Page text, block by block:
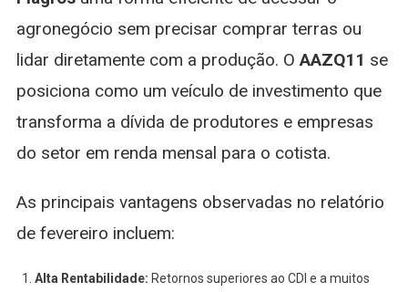
agronegócio sem precisar comprar terras ou
lidar diretamente com a produção. OAAZQ11 se
posiciona como um veículo de investimento que
transforma a dívida de produtores e empresas
do setor em renda mensal para o cotista.
As principais vantagens observadas no relatório
de fevereiro incluem:
Alta Rentabilidade: Retornos superiores ao CDI e a muitos